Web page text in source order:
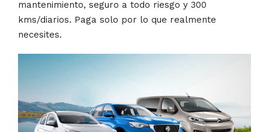
mantenimiento, seguro a todo riesgo y 300
kms/diarios. Paga solo por lo que realmente
necesites.